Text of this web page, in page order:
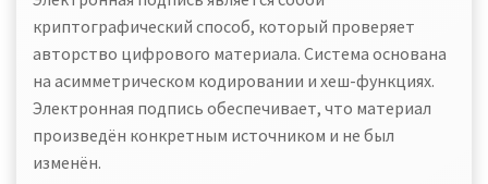
криптографический способ, который проверяет
авторство цифрового материала. Система основана
на асимметрическом кодировании и хеш-функциях.
Электронная подпись обеспечивает, что материал
произведён конкретным источником и не был
изменён.